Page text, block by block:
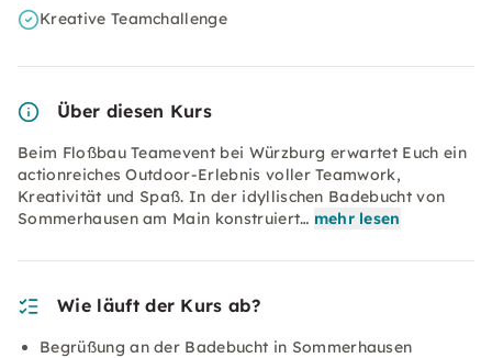
Kreative Teamchallenge
Über diesen Kurs
Beim Floßbau Teamevent bei Würzburg erwartet Euch ein
actionreiches Outdoor-Erlebnis voller Teamwork,
Kreativität und Spaß. In der idyllischen Badebucht von
Sommerhausen am Main konstruiert… mehr lesen
Wie läuft der Kurs ab?
Begrüßung an der Badebucht in Sommerhausen